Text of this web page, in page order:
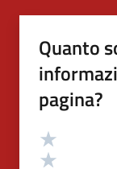
Quanto
pagina?
Valutazione